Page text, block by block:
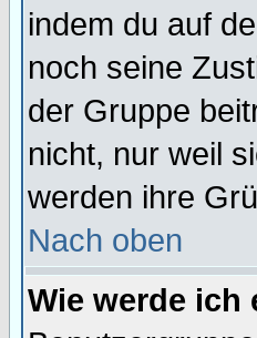
indem du auf
noch seine
der Gruppe
nicht, nur weil
werden ihre
Nach oben
Wie werde ich